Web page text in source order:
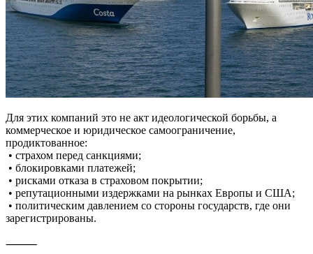
Для этих компаний это не акт идеологической борьбы, а
коммерческое и юридическое самоограничение,
продиктованное:
• страхом перед санкциями;
• блокировками платежей;
• рисками отказа в страховом покрытии;
• репутационными издержками на рынках Европы и США;
• политическим давлением со стороны государств, где они
зарегистрированы.
⸻